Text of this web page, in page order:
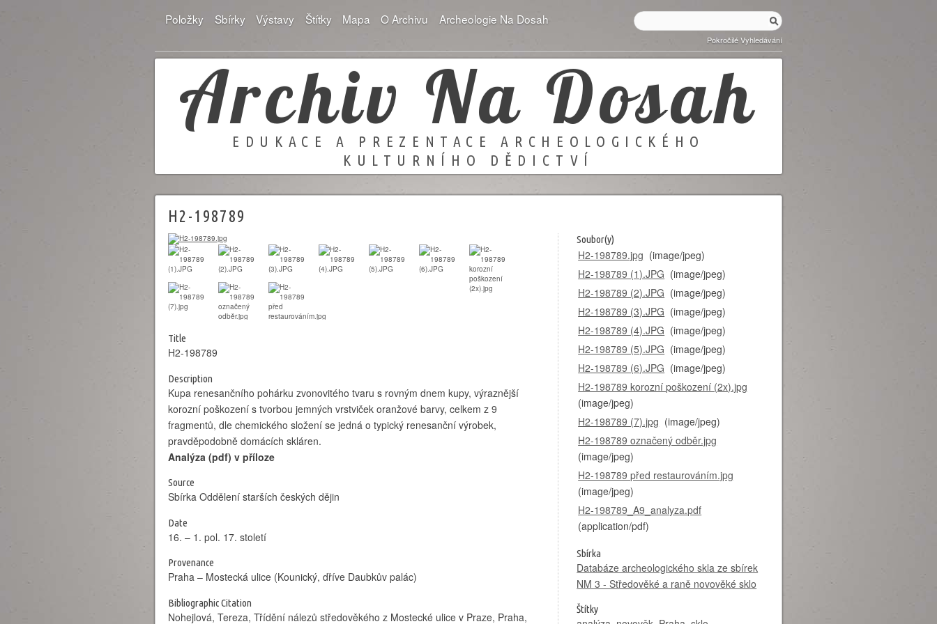
Položky Sbírky Výstavy Štítky Mapa O Archivu Archeologie Na Dosah
Pokročilé Vyhledávání
Archiv Na Dosah
EDUKACE A PREZENTACE ARCHEOLOGICKÉHO
KULTURNÍHO DĚDICTVÍ
H2-198789
Title
H2-198789
Description
Kupa renesančního pohárku zvonovitého tvaru s rovným dnem kupy, výraznější
korozní poškození s tvorbou jemných vrstviček oranžové barvy, celkem z 9
fragmentů, dle chemického složení se jedná o typický renesanční výrobek,
pravděpodobně domácích skláren.
Analýza (pdf) v příloze
Source
Sbírka Oddělení starších českých dějin
Date
16. – 1. pol. 17. století
Provenance
Praha – Mostecká ulice (Kounický, dříve Daubkův palác)
Bibliographic Citation
Nohejlová, Tereza, Třídění nálezů středověkého z Mostecké ulice v Praze, Praha,
Soubor(y)
H2-198789.jpg (image/jpeg)
H2-198789 (1).JPG (image/jpeg)
H2-198789 (2).JPG (image/jpeg)
H2-198789 (3).JPG (image/jpeg)
H2-198789 (4).JPG (image/jpeg)
H2-198789 (5).JPG (image/jpeg)
H2-198789 (6).JPG (image/jpeg)
H2-198789 korozní poškození (2x).jpg
(image/jpeg)
H2-198789 (7).jpg (image/jpeg)
H2-198789 označený odběr.jpg
(image/jpeg)
H2-198789 před restaurováním.jpg
(image/jpeg)
H2-198789_A9_analyza.pdf
(application/pdf)
Sbírka
Databáze archeologického skla ze sbírek
NM 3 - Středověké a raně novověké sklo
Štítky